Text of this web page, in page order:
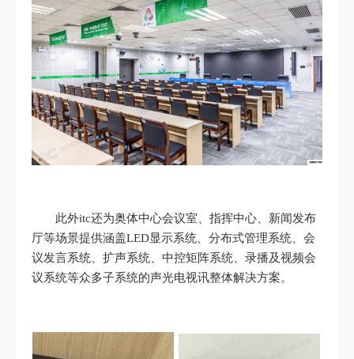
此外itc还为奥体中心会议室、指挥中心、新闻发布
厅等场景提供涵盖LED显示系统、分布式管理系统、会
议发言系统、扩声系统、中控矩阵系统、录播及视频会
议系统等众多子系统的声光电视讯整体解决方案。